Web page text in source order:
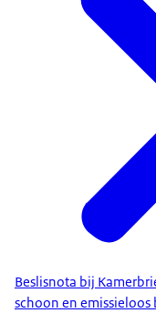
Beslisnota bij
schoon en